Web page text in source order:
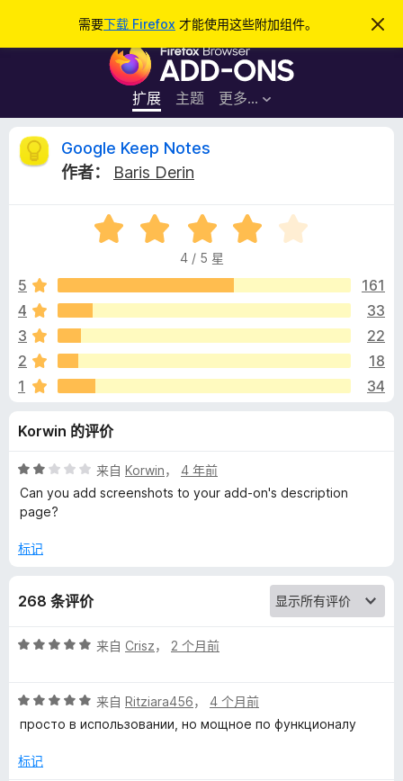
需要下载 Firefox 才能使用这些附加组件。
忽
此
F
r
e
览
器
附
加
件
扩展 主题 更多…
登录
G
g
l
e
K
e
e
N
o
e
Google Keep Notes
作者：
Baris Derin
评
分
/
4 / 5 星
5
161
4
33
3
22
2
18
1
34
Korwin 的评价
评
分
2
5
来自 Korwin， 4 年前
Can you add screenshots to your add-on's description
page?
标记
268 条评价
评
/
5
来自 Crisz， 2 个月前
评
分
/
来自 Ritziara456， 4 个月前
просто в использовании, но мощное по функционалу
标记